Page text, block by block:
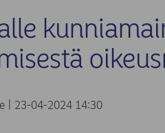
| 23-04-2024 14:30